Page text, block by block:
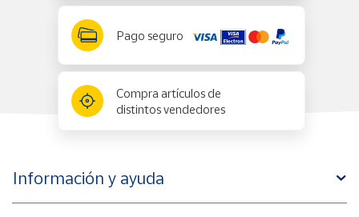
Pago seguro
Compra artículos de
distintos vendedores
Información y ayuda